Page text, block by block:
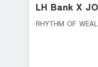
LH Bank X
RHYTHM OF